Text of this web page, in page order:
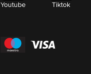
Youtube Tiktok